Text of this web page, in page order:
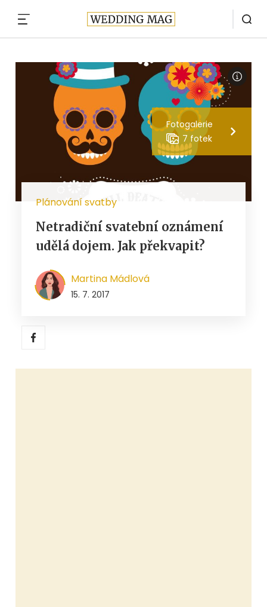
Fotogalerie
7 fotek
Plánování svatby
Netradiční svatební oznámení
udělá dojem. Jak překvapit?
Martina Mádlová
15. 7. 2017